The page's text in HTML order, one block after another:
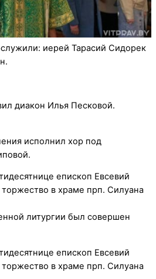
иерей Тарасий Сидорек
диакон Илья Песковой.
исполнил хор под
литургии был совершен